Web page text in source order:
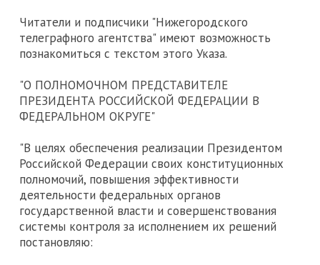
Читатели и подписчики "Нижегородского
телеграфного агентства" имеют возможность
познакомиться с текстом этого Указа.
"О ПОЛНОМОЧНОМ ПРЕДСТАВИТЕЛЕ
ПРЕЗИДЕНТА РОССИЙСКОЙ ФЕДЕРАЦИИ В
ФЕДЕРАЛЬНОМ ОКРУГЕ"
"В целях обеспечения реализации Президентом
Российской Федерации своих конституционных
полномочий, повышения эффективности
деятельности федеральных органов
государственной власти и совершенствования
системы контроля за исполнением их решений
постановляю: